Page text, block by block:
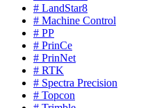
# LandStar8
# Machine Control
# PP
# PrinCe
# PrinNet
# RTK
# Spectra Precision
# Topcon